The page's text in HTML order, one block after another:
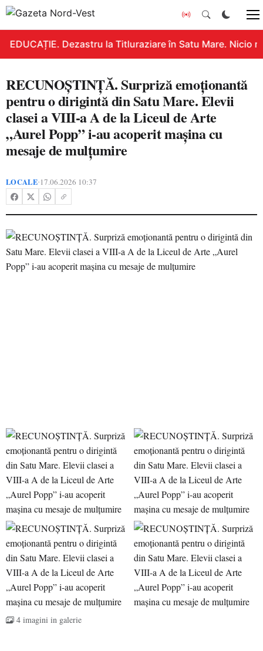
EDUCAȚIE. Dezastru la Titluraziare în Satu Mare. Nicio
RECUNOȘTINȚĂ. Surpriză emoționantă
pentru o dirigintă din Satu Mare. Elevii
clasei a VIII-a A de la Liceul de Arte
„Aurel Popp” i-au acoperit mașina cu
mesaje de mulțumire
LOCALE•17.06.2026 10:37
4 imagini in galerie